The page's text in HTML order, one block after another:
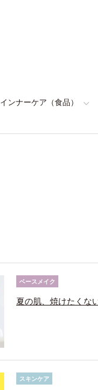
インナーケア（食品）
ベースメイク
夏の肌、焼けたくな
スキンケア